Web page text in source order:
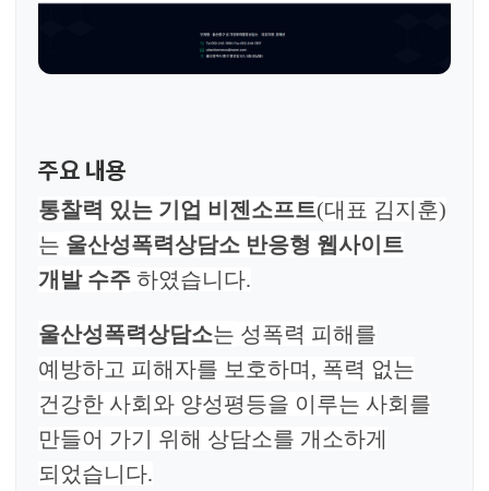
주요 내용
통찰력 있는 기업 비젠소프트(대표 김지훈)
는 울산성폭력상담소 반응형 웹사이트
개발 수주 하였습니다.
울산성폭력상담소는 성폭력 피해를
예방하고 피해자를 보호하며, 폭력 없는
건강한 사회와 양성평등을 이루는 사회를
만들어 가기 위해 상담소를 개소하게
되었습니다.